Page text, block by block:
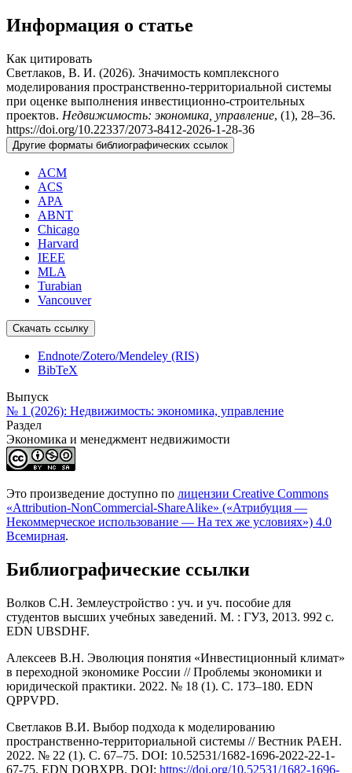
Информация о статье
Как цитировать
Светлаков, В. И. (2026). Значимость комплексного
моделирования пространственно-территориальной системы
при оценке выполнения инвестиционно-строительных
проектов. Недвижимость: экономика, управление, (1), 28–36.
https://doi.org/10.22337/2073-8412-2026-1-28-36
Другие форматы библиографических ссылок
ACM
ACS
APA
ABNT
Chicago
Harvard
IEEE
MLA
Turabian
Vancouver
Скачать ссылку
Endnote/Zotero/Mendeley (RIS)
BibTeX
Выпуск
№ 1 (2026): Недвижимость: экономика, управление
Раздел
Экономика и менеджмент недвижимости
Это произведение доступно по лицензии Creative Commons
«Attribution-NonCommercial-ShareAlike» («Атрибуция —
Некоммерческое использование — На тех же условиях») 4.0
Всемирная.
Библиографические ссылки
Волков С.Н. Землеустройство : уч. и уч. пособие для
студентов высших учебных заведений. М. : ГУЗ, 2013. 992 с.
EDN UBSDHF.
Алексеев В.Н. Эволюция понятия «Инвестиционный климат»
в переходной экономике России // Проблемы экономики и
юридической практики. 2022. № 18 (1). С. 173–180. EDN
QPPVPD.
Светлаков В.И. Выбор подхода к моделированию
пространственно-территориальной системы // Вестник РАЕН.
2022. № 22 (1). C. 67–75. DOI: 10.52531/1682-1696-2022-22-1-
67-75. EDN DOBXPB. DOI: https://doi.org/10.52531/1682-1696-